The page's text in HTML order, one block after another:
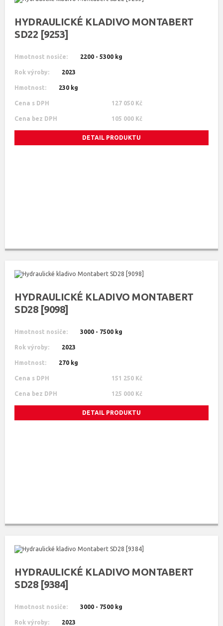
HYDRAULICKÉ KLADIVO MONTABERT
SD22 [9253]
Hmotnost nosiče: 2200 - 5300 kg
Rok výroby: 2023
Hmotnost: 230 kg
Cena s DPH 127 050 Kč
Cena bez DPH 105 000 Kč
DETAIL PRODUKTU
HYDRAULICKÉ KLADIVO MONTABERT
SD28 [9098]
Hmotnost nosiče: 3000 - 7500 kg
Rok výroby: 2023
Hmotnost: 270 kg
Cena s DPH 151 250 Kč
Cena bez DPH 125 000 Kč
DETAIL PRODUKTU
HYDRAULICKÉ KLADIVO MONTABERT
SD28 [9384]
Hmotnost nosiče: 3000 - 7500 kg
Rok výroby: 2023